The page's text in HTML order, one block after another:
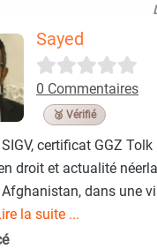
Sayed
0 Commentaires
🥉 Vérifié
certificat GGZ Tolk
droit et actualité
dans une
la suite ...